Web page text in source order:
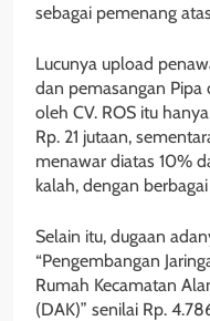
sebagai pemenang
Lucunya upload
dan pemasangan Pipa
oleh CV. ROS itu
Rp. 21 jutaan,
menawar diatas 10%
kalah, dengan
Selain itu, dugaan
“Pengembangan
Rumah Kecamatan
(DAK)” senilai Rp.